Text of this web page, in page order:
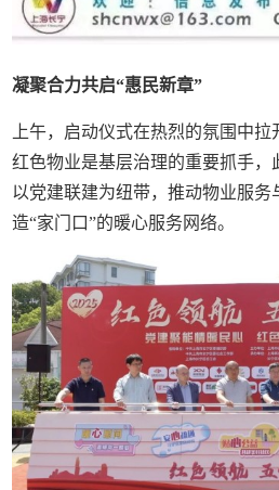
凝聚合力共启“惠民新章”
上午，启动仪式在热烈的氛围中拉
红色物业是基层治理的重要抓手，
以党建联建为纽带，推动物业服
造“家门口”的暖心服务网络。